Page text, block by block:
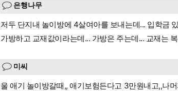
은행나무
저두 단지내 놀이방에 4살여아를 보내는데... 입학금
가방하고 교재값이라는데... 가방은 주는데... 교재는
미씨
울 애기 놀이방갈때,, 애기보험든다고 3만원내고,,나